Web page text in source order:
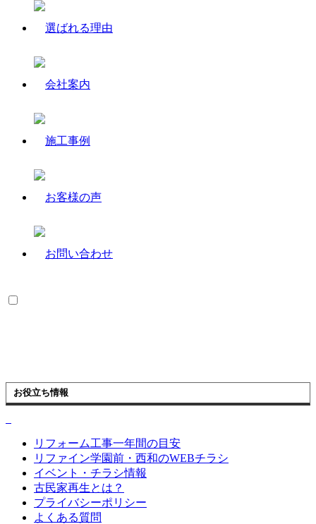
お役立ち情報
リフォーム工事一年間の目安
リファイン学園前・西和のWEBチラシ
イベント・チラシ情報
古民家再生とは？
プライバシーポリシー
よくある質問